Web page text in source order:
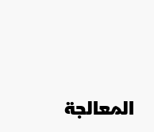
المعالجة